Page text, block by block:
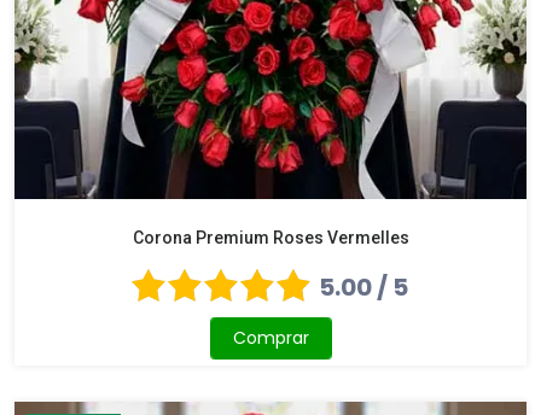
Corona Premium Roses Vermelles
5.00 / 5
Comprar